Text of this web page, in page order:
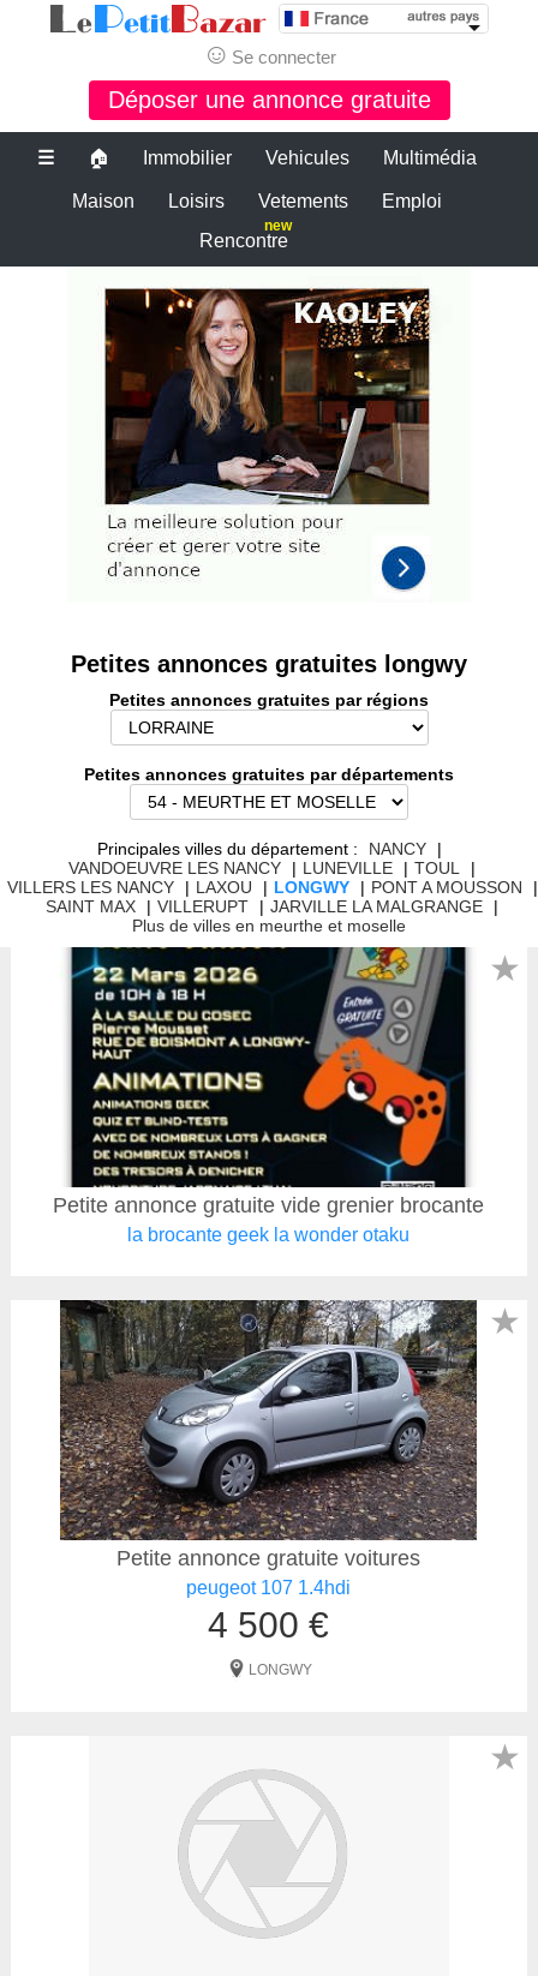
☺ Se connecter
Déposer une annonce gratuite
☰ 🏠 Immobilier Vehicules Multimédia
Maison Loisirs Vetements
Emploi
Rencontre
new
Petites annonces gratuites longwy
Petites annonces gratuites par régions
Petites annonces gratuites par départements
Principales villes du département : NANCY
|
VANDOEUVRE LES NANCY
| LUNEVILLE | TOUL
|
VILLERS LES NANCY
| LAXOU | LONGWY | PONT A MOUSSON
|
SAINT MAX
| VILLERUPT | JARVILLE LA MALGRANGE
|
Plus de villes en meurthe et moselle
Petite annonce gratuite vide grenier brocante
la brocante geek la wonder otaku
★
Petite annonce gratuite voitures
peugeot 107 1.4hdi
4 500 €
LONGWY
★
★